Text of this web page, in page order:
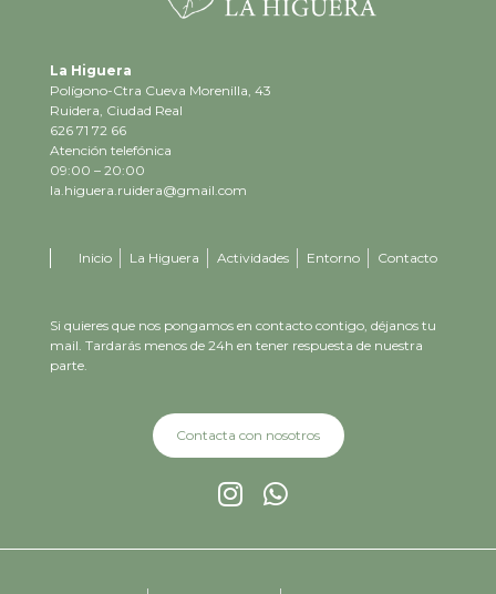
La Higuera
Polígono-Ctra Cueva Morenilla, 43
Ruidera, Ciudad Real
626 71 72 66
Atención telefónica
09:00 – 20:00
la.higuera.ruidera@gmail.com
Inicio La Higuera Actividades Entorno Contacto
Si quieres que nos pongamos en contacto contigo, déjanos tu
mail. Tardarás menos de 24h en tener respuesta de nuestra
parte.
Contacta con nosotros